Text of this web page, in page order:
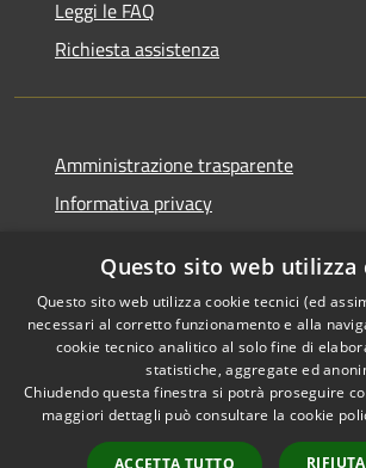
Leggi le FAQ
Richiesta assistenza
Amministrazione trasparente
Informativa privacy
Dichiarazione di accessibilità
RSS
Accessibilità
Questo sito web utilizza
Questo sito web utilizza cookie tecnici (ed
necessari al corretto funzionamento e alla
cookie tecnico analitico al solo fine di
statistiche, aggregate ed
Chiudendo questa finestra si potrà proseguire
maggiori dettagli può consultare la cookie
ACCETTA TUTTO